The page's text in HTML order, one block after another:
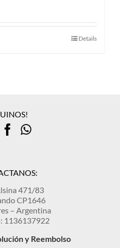
Details
471/83
CP1646
– Argentina
1136137922
y Reembolso